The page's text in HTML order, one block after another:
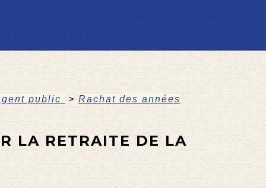
public > Rachat des années
LA RETRAITE DE LA